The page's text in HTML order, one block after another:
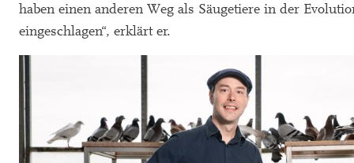
haben einen anderen Weg als Säugetiere in der
eingeschlagen“, erklärt er.